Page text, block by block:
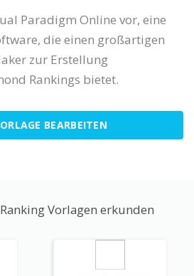
Paradigm Online vor, eine
die einen großartigen
zur Erstellung
Rankings bietet.
BEARBEITEN
Vorlagen erkunden